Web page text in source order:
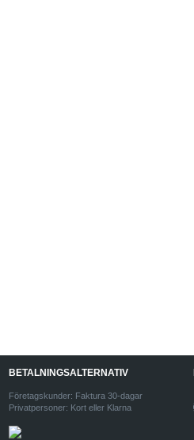
BETALNINGSALTERNATIV
Företagskunder: Faktura 30-dagar
Privatpersoner: Kort eller Klarna